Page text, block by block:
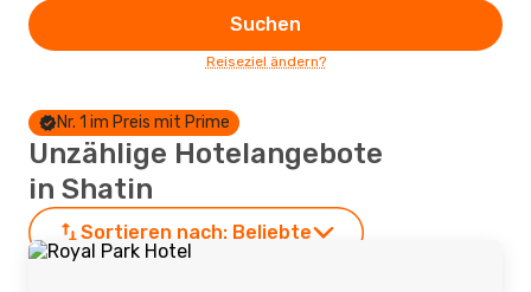
Suchen
Reiseziel ändern?
Nr. 1 im Preis mit Prime
Unzählige Hotelangebote
in Shatin
Sortieren nach: Beliebte